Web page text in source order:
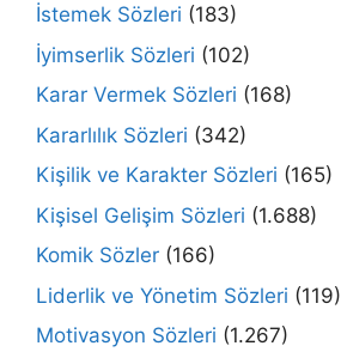
İstemek Sözleri (183)
İyimserlik Sözleri (102)
Karar Vermek Sözleri (168)
Kararlılık Sözleri (342)
Kişilik ve Karakter Sözleri (165)
Kişisel Gelişim Sözleri (1.688)
Komik Sözler (166)
Liderlik ve Yönetim Sözleri (119)
Motivasyon Sözleri (1.267)